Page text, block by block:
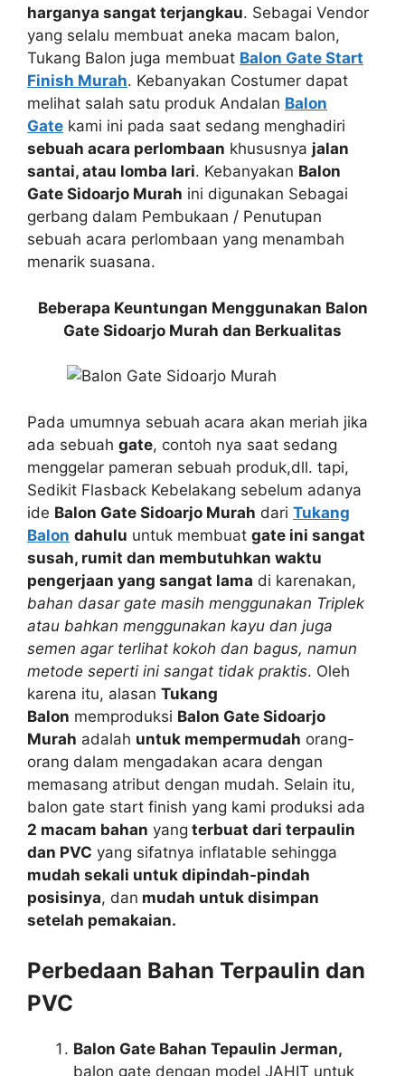
harganya sangat terjangkau. Sebagai Vendor
yang selalu membuat aneka macam balon,
Tukang Balon juga membuat Balon Gate Start
Finish Murah. Kebanyakan Costumer dapat
melihat salah satu produk Andalan Balon
Gate kami ini pada saat sedang menghadiri
sebuah acara perlombaan khususnya jalan
santai, atau lomba lari. Kebanyakan Balon
Gate Sidoarjo Murah ini digunakan Sebagai
gerbang dalam Pembukaan / Penutupan
sebuah acara perlombaan yang menambah
menarik suasana.
Beberapa Keuntungan Menggunakan Balon
Gate Sidoarjo Murah dan Berkualitas
Pada umumnya sebuah acara akan meriah jika
ada sebuah gate, contoh nya saat sedang
menggelar pameran sebuah produk,dll. tapi,
Sedikit Flasback Kebelakang sebelum adanya
ide Balon Gate Sidoarjo Murah dari Tukang
Balon dahulu untuk membuat gate ini sangat
susah, rumit dan membutuhkan waktu
pengerjaan yang sangat lama di karenakan,
bahan dasar gate masih menggunakan Triplek
atau bahkan menggunakan kayu dan juga
semen agar terlihat kokoh dan bagus, namun
metode seperti ini sangat tidak praktis. Oleh
karena itu, alasan Tukang
Balon memproduksi Balon Gate Sidoarjo
Murah adalah untuk mempermudah orang-
orang dalam mengadakan acara dengan
memasang atribut dengan mudah. Selain itu,
balon gate start finish yang kami produksi ada
2 macam bahan yang terbuat dari terpaulin
dan PVC yang sifatnya inflatable sehingga
mudah sekali untuk dipindah-pindah
posisinya, dan mudah untuk disimpan
setelah pemakaian.
Perbedaan Bahan Terpaulin dan
PVC
Balon Gate Bahan Tepaulin Jerman,
balon gate dengan model JAHIT untuk